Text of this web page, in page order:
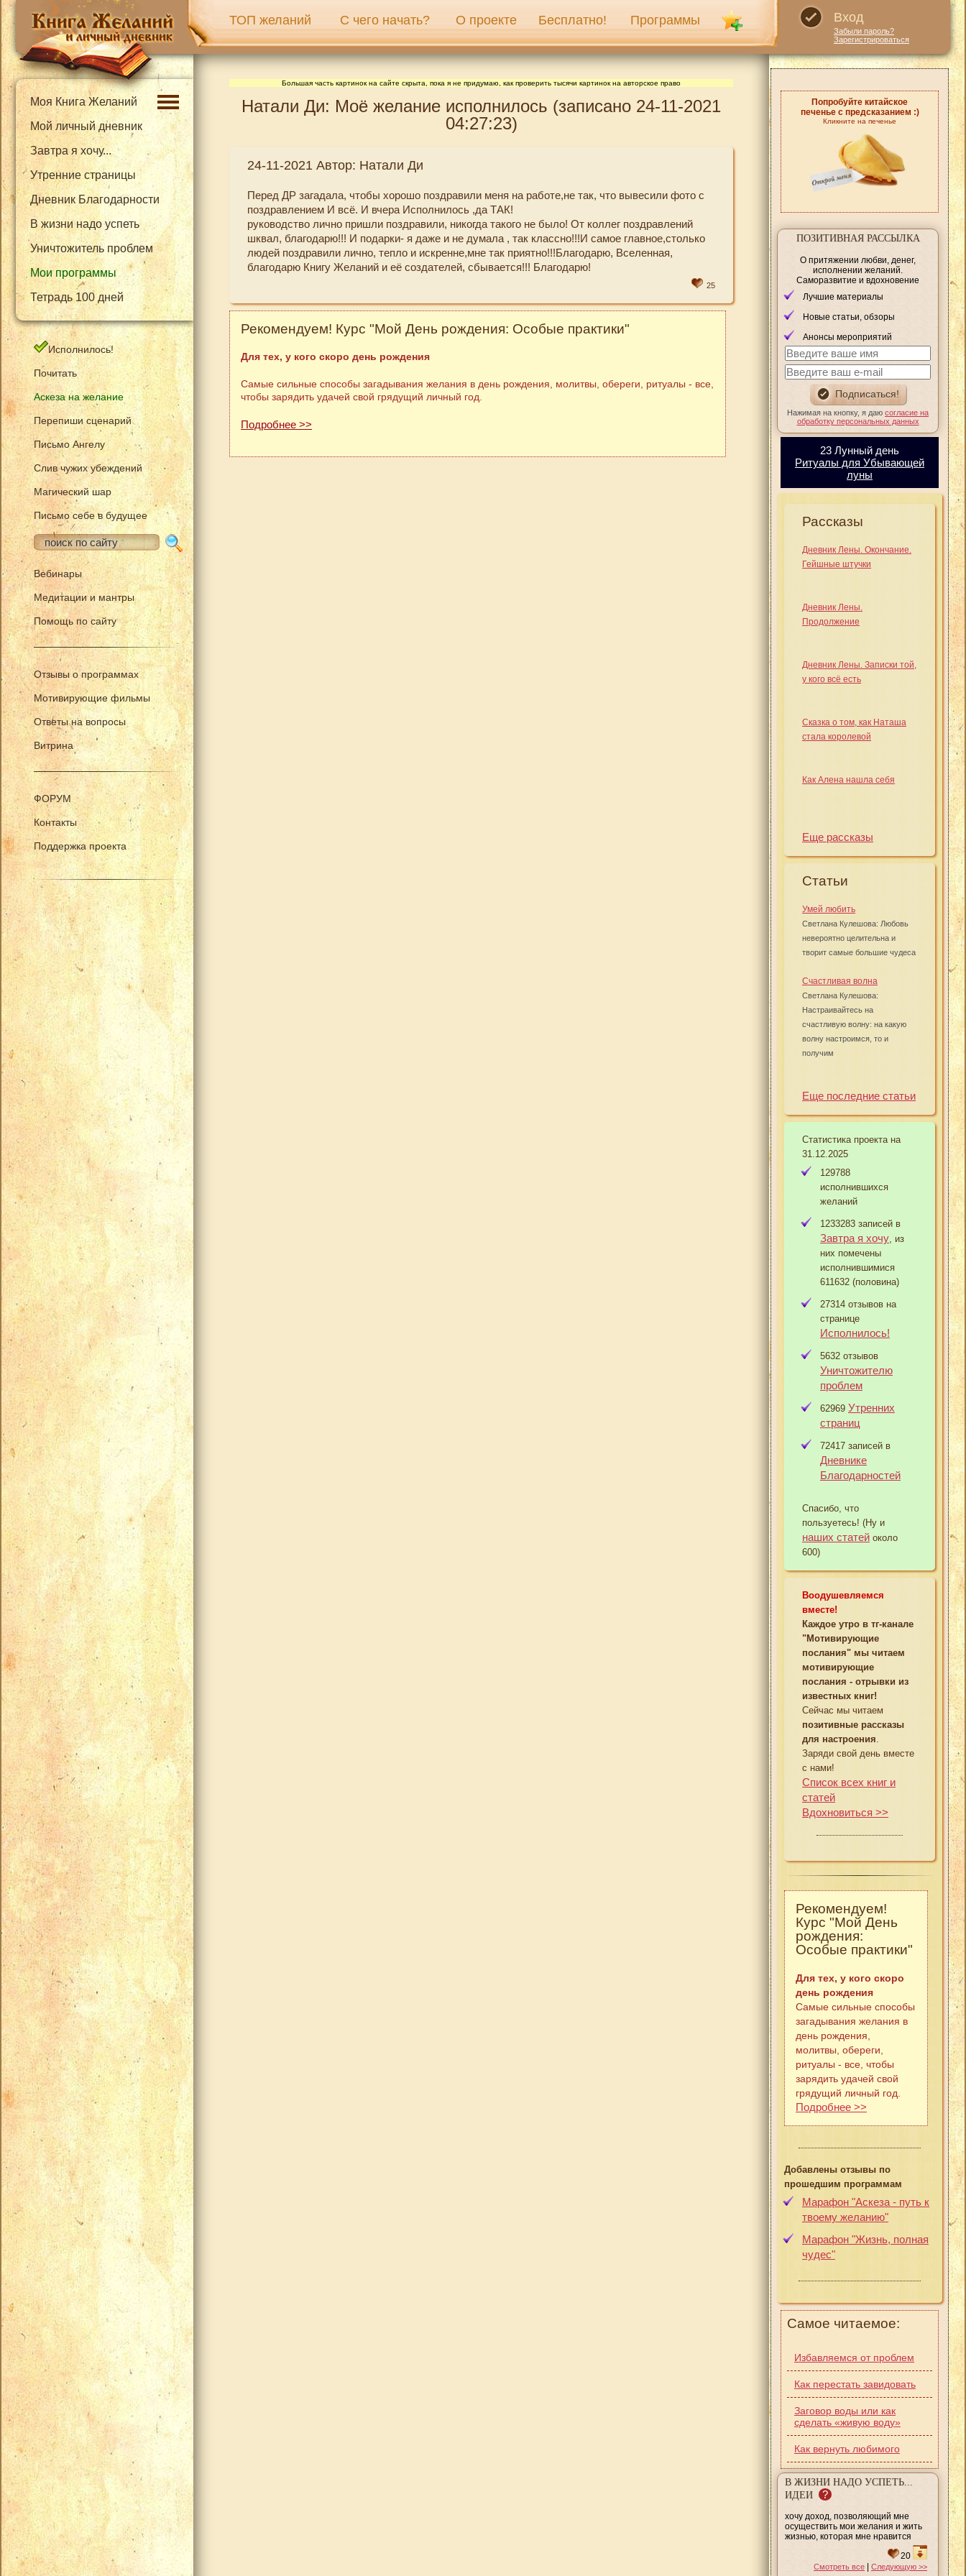
ТОП желаний С чего начать? О проекте Бесплатно! Программы Вход
Забыли пароль?
Зарегистрироваться
Моя Книга Желаний
Мой личный дневник
Завтра я хочу...
Утренние страницы
Дневник Благодарности
В жизни надо успеть
Уничтожитель проблем
Мои программы
Тетрадь 100 дней
Исполнилось!
Почитать
Аскеза на желание
Перепиши сценарий
Письмо Ангелу
Слив чужих убеждений
Магический шар
Письмо себе в будущее
Вебинары
Медитации и мантры
Помощь по сайту
Отзывы о программах
Мотивирующие фильмы
Ответы на вопросы
Витрина
ФОРУМ
Контакты
Поддержка проекта
Большая часть картинок на сайте скрыта, пока я не придумаю, как проверить тысячи картинок на авторское право
Натали Ди: Моё желание исполнилось (записано 24-11-2021
04:27:23)
24-11-2021 Автор: Натали Ди
Перед ДР загадала, чтобы хорошо поздравили меня на работе,не так, что вывесили фото с
поздравлением И всё. И вчера Исполнилось ,да ТАК!
руководство лично пришли поздравили, никогда такого не было! От коллег поздравлений
шквал, благодарю!!! И подарки- я даже и не думала , так классно!!!И самое главное,столько
людей поздравили лично, тепло и искренне,мне так приятно!!!Благодарю, Вселенная,
благодарю Книгу Желаний и её создателей, сбывается!!! Благодарю!
25
Рекомендуем! Курс "Мой День рождения: Особые практики"
Для тех, у кого скоро день рождения
Самые сильные способы загадывания желания в день рождения, молитвы, обереги, ритуалы - все,
чтобы зарядить удачей свой грядущий личный год.
Подробнее >>
Попробуйте китайское
печенье с предсказанием :)
Кликните на печенье
ПОЗИТИВНАЯ РАССЫЛКА
О притяжении любви, денег,
исполнении желаний.
Саморазвитие и вдохновение
Лучшие материалы
Новые статьи, обзоры
Анонсы мероприятий
Нажимая на кнопку, я даю согласие на
обработку персональных данных
23 Лунный день
Ритуалы для Убывающей
луны
Рассказы
Дневник Лены. Окончание.
Гейшные штучки
Дневник Лены.
Продолжение
Дневник Лены. Записки той,
у кого всё есть
Сказка о том, как Наташа
стала королевой
Как Алена нашла себя
Еще рассказы
Статьи
Умей любить
Светлана Кулешова: Любовь
невероятно целительна и
творит самые большие чудеса
Счастливая волна
Светлана Кулешова:
Настраивайтесь на
счастливую волну: на какую
волну настроимся, то и
получим
Еще последние статьи
Статистика проекта на
31.12.2025
129788
исполнившихся
желаний
1233283 записей в
Завтра я хочу , из
них помечены
исполнившимися
611632 (половина)
27314 отзывов на
странице
Исполнилось!
5632 отзывов
Уничтожителю
проблем
62969 Утренних
страниц
72417 записей в
Дневнике
Благодарностей
Спасибо, что
пользуетесь! (Ну и
наших статей около
600)
Воодушевляемся
вместе!
Каждое утро в тг-канале
"Мотивирующие
послания" мы читаем
мотивирующие
послания - отрывки из
известных книг!
Сейчас мы читаем
позитивные рассказы
для настроения
Заряди свой день вместе
с нами!
Список всех книг и
статей
Вдохновиться >>
Рекомендуем!
Курс "Мой День
рождения:
Особые практики"
Для тех, у кого скоро
день рождения
Самые сильные способы
загадывания желания в
день рождения,
молитвы, обереги,
ритуалы - все, чтобы
зарядить удачей свой
грядущий личный год.
Подробнее >>
Добавлены отзывы по
прошедшим программам
Марафон "Аскеза - путь к
твоему желанию"
Марафон "Жизнь, полная
чудес"
Самое читаемое:
Избавляемся от проблем
Как перестать завидовать
Заговор воды или как
сделать «живую воду»
Как вернуть любимого
В ЖИЗНИ НАДО УСПЕТЬ...
ИДЕИ
?
хочу доход, позволяющий мне
осуществить мои желания и жить
жизнью, которая мне нравится
20
Смотреть все | Следующую >>